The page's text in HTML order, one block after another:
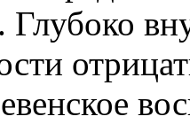
Глубоко